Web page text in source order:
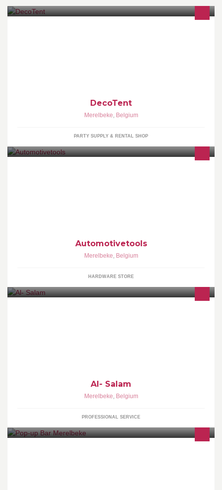
DecoTent
Merelbeke, Belgium
PARTY SUPPLY & RENTAL SHOP
Automotivetools
Merelbeke, Belgium
HARDWARE STORE
Al- Salam
Merelbeke, Belgium
PROFESSIONAL SERVICE